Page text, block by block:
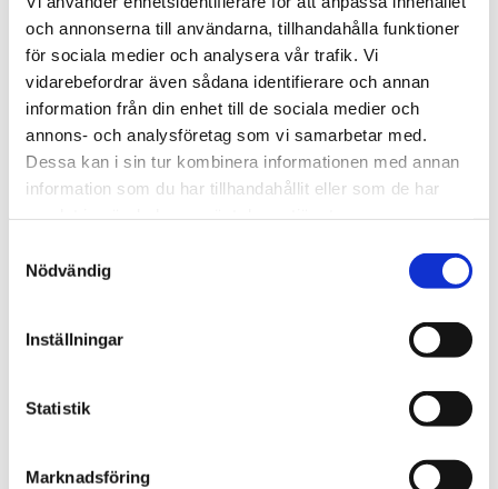
och annonserna till användarna, tillhandahålla funktioner
för sociala medier och analysera vår trafik. Vi
vidarebefordrar även sådana identifierare och annan
information från din enhet till de sociala medier och
annons- och analysföretag som vi samarbetar med.
Dessa kan i sin tur kombinera informationen med annan
information som du har tillhandahållit eller som de har
Nödvändig
Inställningar
Statistik
Marknadsföring
STÄLL EN FRÅGA OM PRODUKTEN
Viktigaste egenskaper
Kort teknisk
sammanfattning
I paketet